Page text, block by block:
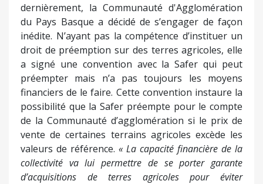
dernièrement, la Communauté d'Agglomération
du Pays Basque a décidé de s’engager de façon
inédite. N’ayant pas la compétence d’instituer un
droit de préemption sur des terres agricoles, elle
a signé une convention avec la Safer qui peut
préempter mais n’a pas toujours les moyens
financiers de le faire. Cette convention instaure la
possibilité que la Safer préempte pour le compte
de la Communauté d’agglomération si le prix de
vente de certaines terrains agricoles excède les
valeurs de référence. « La capacité financière de la
collectivité va lui permettre de se porter garante
d’acquisitions de terres agricoles pour éviter